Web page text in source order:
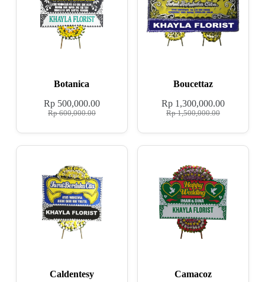
Botanica
Rp600,000.00
Rp500,000.00
Boucettaz
Rp1,500,000.00
Rp 1,300,000.00
Caldentesy Camacoz